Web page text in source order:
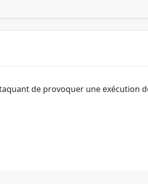
de provoquer une exécution